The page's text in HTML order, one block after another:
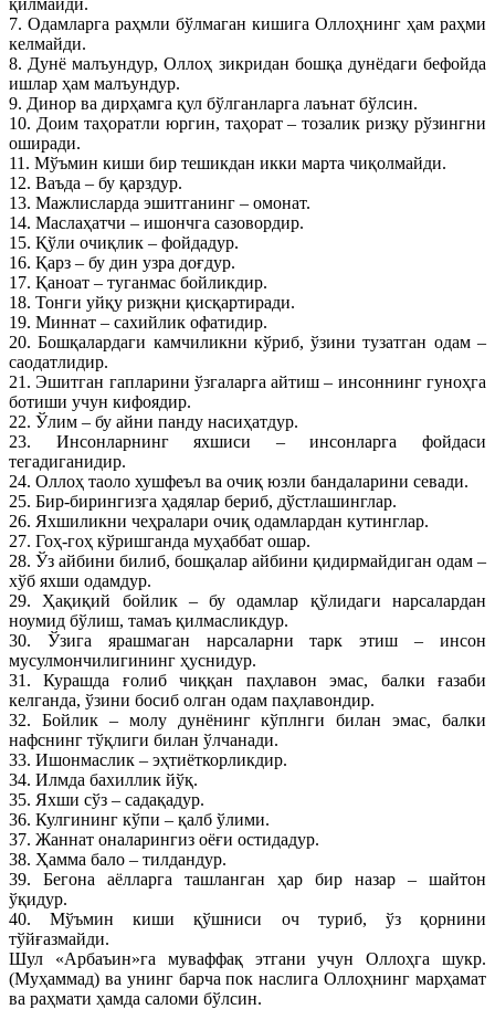
қилмайди.
7. Одамларга раҳмли бўлмаган кишига Оллоҳнинг ҳам раҳми
келмайди.
8. Дунё малъундур, Оллоҳ зикридан бошқа дунёдаги бефойда
ишлар ҳам малъундур.
9. Динор ва дирҳамга қул бўлганларга лаънат бўлсин.
10. Доим таҳоратли юргин, таҳорат – тозалик ризқу рўзингни
оширади.
11. Мўъмин киши бир тешикдан икки марта чиқолмайди.
12. Ваъда – бу қарздур.
13. Мажлисларда эшитганинг – омонат.
14. Маслаҳатчи – ишончга сазовордир.
15. Қўли очиқлик – фойдадур.
16. Қарз – бу дин узра доғдур.
17. Қаноат – туганмас бойликдир.
18. Тонги уйқу ризқни қисқартиради.
19. Миннат – сахийлик офатидир.
20. Бошқалардаги камчиликни кўриб, ўзини тузатган одам –
саодатлидир.
21. Эшитган гапларини ўзгаларга айтиш – инсоннинг гуноҳга
ботиши учун кифоядир.
22. Ўлим – бу айни панду насиҳатдур.
23. Инсонларнинг яхшиси – инсонларга фойдаси
тегадиганидир.
24. Оллоҳ таоло хушфеъл ва очиқ юзли бандаларини севади.
25. Бир-бирингизга ҳадялар бериб, дўстлашинглар.
26. Яхшиликни чеҳралари очиқ одамлардан кутинглар.
27. Гоҳ-гоҳ кўришганда муҳаббат ошар.
28. Ўз айбини билиб, бошқалар айбини қидирмайдиган одам –
хўб яхши одамдур.
29. Ҳақиқий бойлик – бу одамлар қўлидаги нарсалардан
ноумид бўлиш, тамаъ қилмасликдур.
30. Ўзига ярашмаган нарсаларни тарк этиш – инсон
мусулмончилигининг ҳуснидур.
31. Курашда ғолиб чиққан паҳлавон эмас, балки ғазаби
келганда, ўзини босиб олган одам паҳлавондир.
32. Бойлик – молу дунёнинг кўплнги билан эмас, балки
нафснинг тўқлиги билан ўлчанади.
33. Ишонмаслик – эҳтиёткорликдир.
34. Илмда бахиллик йўқ.
35. Яхши сўз – садақадур.
36. Кулгининг кўпи – қалб ўлими.
37. Жаннат оналарингиз оёғи остидадур.
38. Ҳамма бало – тилдандур.
39. Бегона аёлларга ташланган ҳар бир назар – шайтон
ўқидур.
40. Мўъмин киши қўшниси оч туриб, ўз қорнини
тўйғазмайди.
Шул «Арбаъин»га муваффақ этгани учун Оллоҳга шукр.
(Муҳаммад) ва унинг барча пок наслига Оллоҳнинг марҳамат
ва раҳмати ҳамда саломи бўлсин.